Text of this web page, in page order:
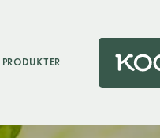
PRODUKTER